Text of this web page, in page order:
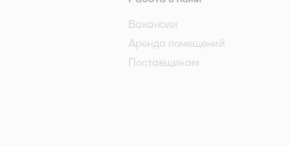
Вакансии
Аренда помещений
Поставщикам